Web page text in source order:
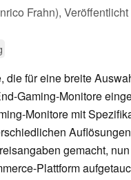
Frahn), Veröffentlicht
die für eine breite
Gaming-Monitore
Monitore mit
gemacht,
Plattform